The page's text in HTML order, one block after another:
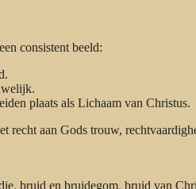
consistent beeld:
plaats als Lichaam van Christus.
recht aan Gods trouw,
, bruid en bruidegom, bruid van